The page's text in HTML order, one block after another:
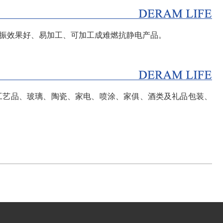
果好、易加工、可加工成难燃抗静电产品。
品、玻璃、陶瓷、家电、喷涂、家俱、酒类及礼品包装、